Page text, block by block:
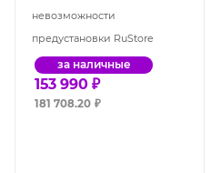
невозможности
предустановки RuStore
за наличные
153 990 ₽
181 708.20 ₽